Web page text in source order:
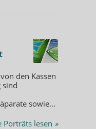
den Kassen
sind
sowie...
Porträts lesen »